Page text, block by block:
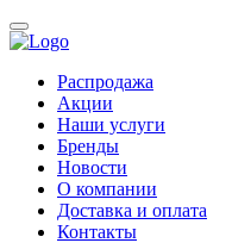
Распродажа
Акции
Наши услуги
Бренды
Новости
О компании
Доставка и оплата
Контакты